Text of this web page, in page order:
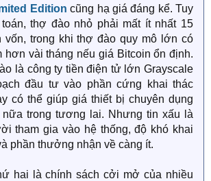
Edition cũng hạ giá đáng kể. Tuy
thợ đào nhỏ phải mất ít nhất 15
vốn, trong khi thợ đào quy mô lớn có
hơn vài tháng nếu giá Bitcoin ổn định.
là công ty tiền điện tử lớn Grayscale
đầu tư vào phần cứng khai thác
có thể giúp giá thiết bị chuyên dụng
trong tương lai. Nhưng tin xấu là
tham gia vào hệ thống, độ khó khai
phần thưởng nhận về càng ít.
hai là chính sách cởi mở của nhiều